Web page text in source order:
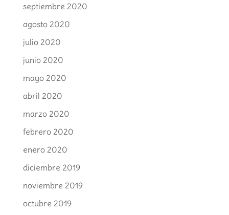
septiembre 2020
agosto 2020
julio 2020
junio 2020
mayo 2020
abril 2020
marzo 2020
febrero 2020
enero 2020
diciembre 2019
noviembre 2019
octubre 2019